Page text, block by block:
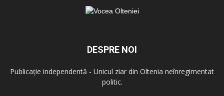
DESPRE NOI
Publicație independentă - Unicul ziar din Oltenia neînregimentat
politic.